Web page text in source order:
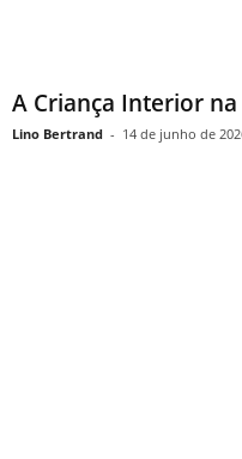
A Criança Interior
Lino Bertrand - 14 de junho de